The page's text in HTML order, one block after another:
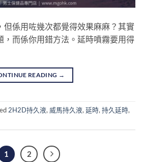
但係用咗幾次都覺得效果麻麻？其實
，而係你用錯方法。延時噴霧要用得
READING →
2H2D持久液, 威馬持久液, 延時, 持久延時,
1 2